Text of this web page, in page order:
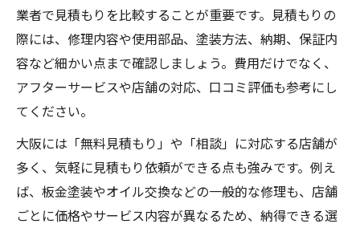
業者で見積もりを比較することが重要です。見積もりの
際には、修理内容や使用部品、塗装方法、納期、保証内
容など細かい点まで確認しましょう。費用だけでなく、
アフターサービスや店舗の対応、口コミ評価も参考にし
てください。
大阪には「無料見積もり」や「相談」に対応する店舗が
多く、気軽に見積もり依頼ができる点も強みです。例え
ば、板金塗装やオイル交換などの一般的な修理も、店舗
ごとに価格やサービス内容が異なるため、納得できる選